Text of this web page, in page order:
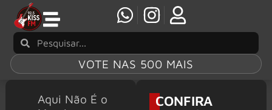
VOTE NAS 500 MAIS
Aqui Não É o
CONFIRA